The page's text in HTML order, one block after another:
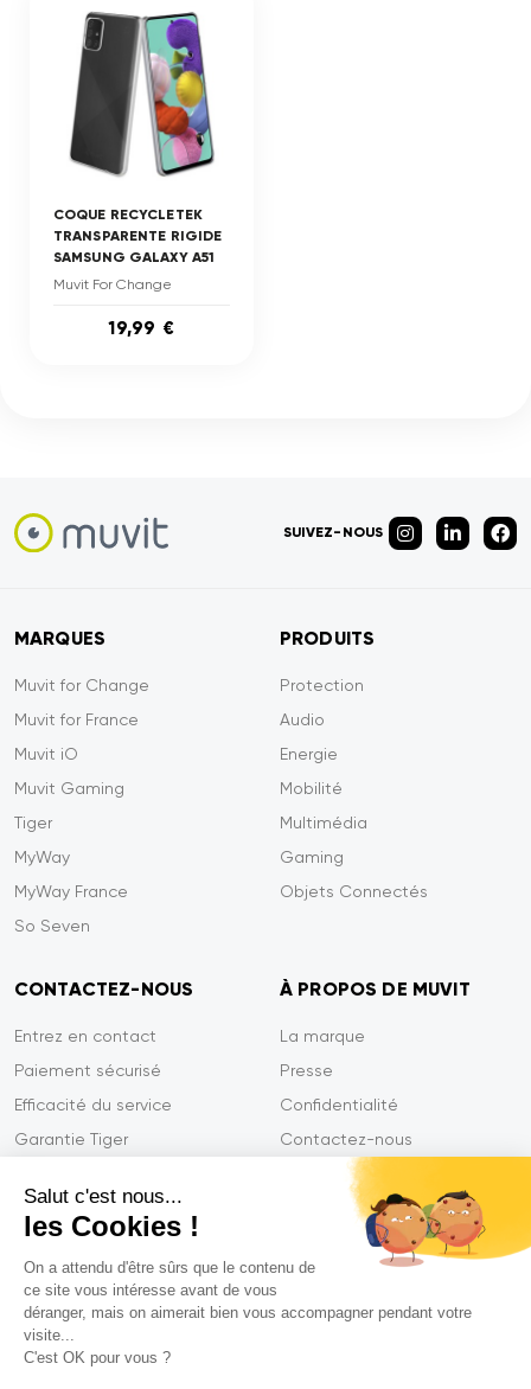
Salut c'est nous...
les Cookies !
On a attendu d'être sûrs que le contenu de
ce site vous intéresse avant de vous
déranger, mais on aimerait bien vous accompagner pendant votre
visite...
C'est OK pour vous ?
COQUE RECYCLETEK
TRANSPARENTE RIGIDE
SAMSUNG GALAXY A51
Muvit For Change
19,99 €
SUIVEZ-NOUS
MARQUES
Muvit for Change
Muvit for France
Muvit iO
Muvit Gaming
Tiger
MyWay
MyWay France
So Seven
PRODUITS
Protection
Audio
Energie
Mobilité
Multimédia
Gaming
Objets Connectés
CONTACTEZ-NOUS
Entrez en contact
Paiement sécurisé
Efficacité du service
Garantie Tiger
À PROPOS DE MUVIT
La marque
Presse
Confidentialité
Contactez-nous
Mentions légales
Déclarations de conformité